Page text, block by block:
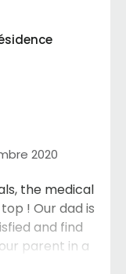
secure. We
incredible
family. We
2020
the medical
! Our dad is
and find
parent in a